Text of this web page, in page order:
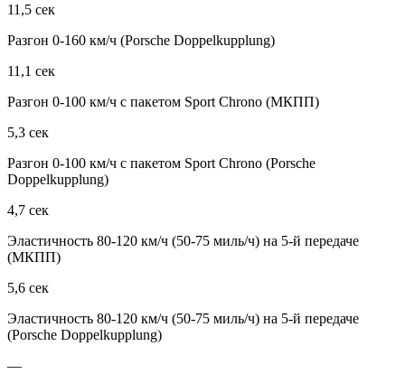
11,5 сек
Разгон 0-160 км/ч (Porsche Doppelkupplung)
11,1 сек
Разгон 0-100 км/ч с пакетом Sport Chrono (МКПП)
5,3 сек
Разгон 0-100 км/ч с пакетом Sport Chrono (Porsche
Doppelkupplung)
4,7 сек
Эластичность 80-120 км/ч (50-75 миль/ч) на 5-й передаче
(МКПП)
5,6 сек
Эластичность 80-120 км/ч (50-75 миль/ч) на 5-й передаче
(Porsche Doppelkupplung)
—